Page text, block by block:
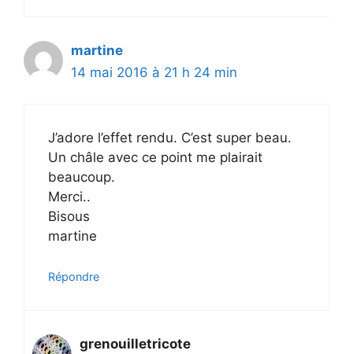
martine
14 mai 2016 à 21 h 24 min
J’adore l’effet rendu. C’est super beau.
Un châle avec ce point me plairait
beaucoup.
Merci..
Bisous
martine
Répondre
grenouilletricote